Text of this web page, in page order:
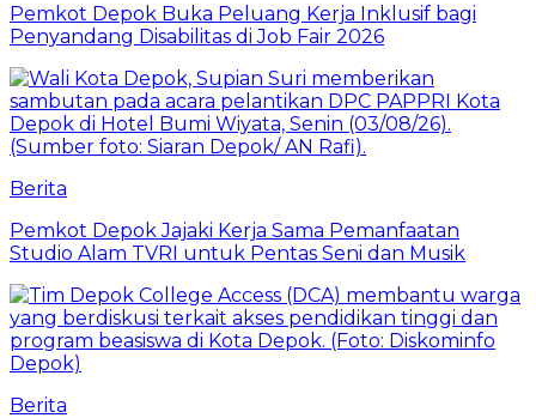
Pemkot Depok Buka Peluang Kerja Inklusif bagi
Penyandang Disabilitas di Job Fair 2026
Berita
Pemkot Depok Jajaki Kerja Sama Pemanfaatan
Studio Alam TVRI untuk Pentas Seni dan Musik
Berita